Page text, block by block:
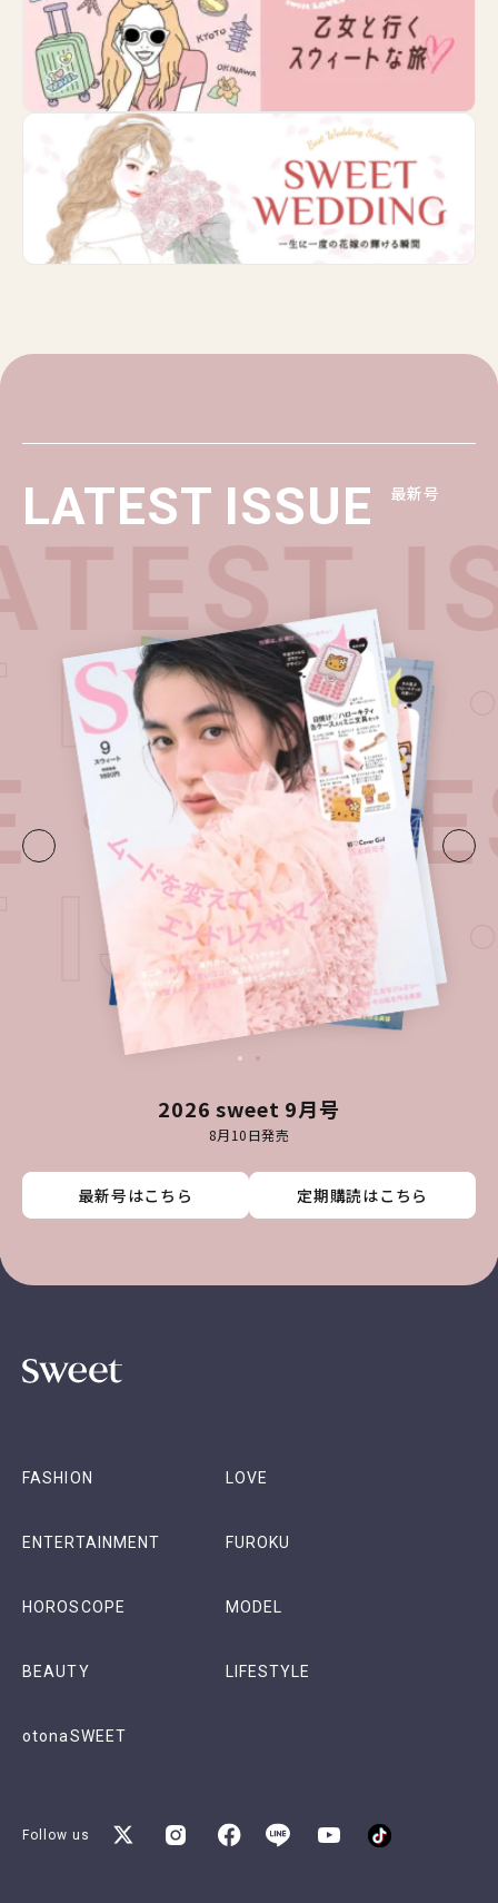
LATEST ISSUE 最新号
2026 sweet 9月号
8月10日発売
最新号はこちら 定期購読はこちら
最新号はこちら 定期購読はこちら
最新号はこちら 定期購読はこちら
最新号はこちら 定期購読はこちら
ISSUE
ISSUE
FASHION LOVE
ENTERTAINMENT FUROKU
HOROSCOPE MODEL
BEAUTY LIFESTYLE
otonaSWEET
Follow us